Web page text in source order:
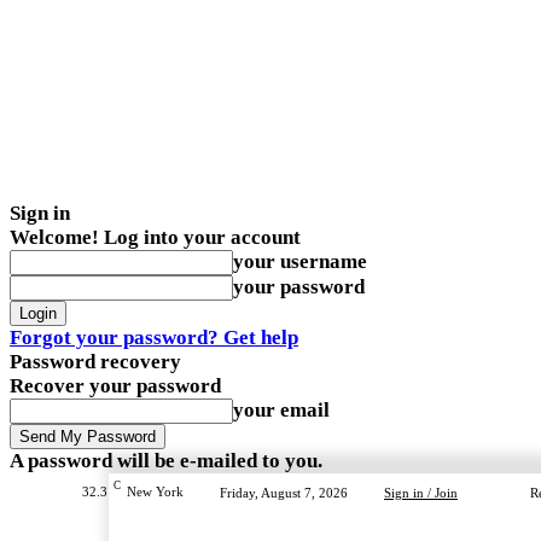
Sign in
Welcome! Log into your account
your username
your password
Forgot your password? Get help
Password recovery
Recover your password
your email
A password will be e-mailed to you.
32.3 C New York Friday, August 7, 2026 Sign in / Join